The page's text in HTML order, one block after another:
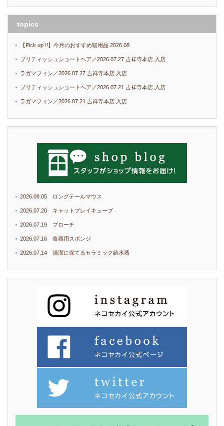
topics
【Pick up !!】今月のおすすめ猫用品 2026.08
ブリティッシュショートヘア／2026.07.27 吉祥寺本店 入店
ラガマフィン／2026.07.27 吉祥寺本店 入店
ブリティッシュショートヘア／2026.07.21 吉祥寺本店 入店
ラガマフィン／2026.07.21 吉祥寺本店 入店
2026.08.05 ロングテールマウス
2026.07.20 キャットプレイキューブ
2026.07.19 ブローチ
2026.07.16 食器用スポンジ
2026.07.14 清潔に保てるセラミック給水器